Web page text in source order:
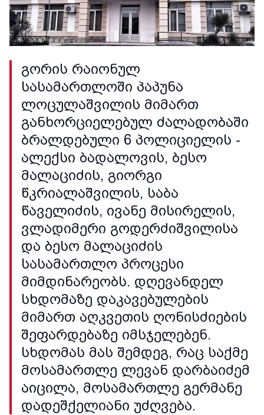
გორის რაიონულ
სასამართლოში პაპუნა
ლოცულაშვილის მიმართ
განხორციელებულ ძალადობაში
ბრალდებული 6 პოლიციელის -
ალექსი ბადალოვის, ბესო
მალაციძის, გიორგი
წკრიალაშვილის, საბა
წაველიძის, ივანე მისირელის,
ვლადიმერი გოდერძიშვილისა
და ბესო მალაციძის
სასამართლო პროცესი
მიმდინარეობს. დღევანდელ
სხდომაზე დაკავებულების
მიმართ აღკვეთის ღონისძიების
შეფარდებაზე იმსჯელებენ.
სხდომას მას შემდეგ, რაც საქმე
მოსამართლე ლევან დარბაიძემ
აიცილა, მოსამართლე გერმანე
დადეშქელიანი უძღვება.